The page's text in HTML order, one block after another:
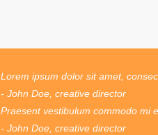
Lorem ipsum dolor sit amet,
- John Doe, creative director
Praesent vestibulum commodo mi
- John Doe, creative director